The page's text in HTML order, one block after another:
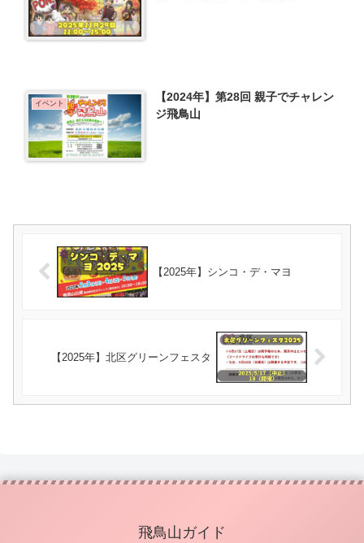
イベント
【2024年】第28回 親子でチャレン
ジ飛鳥山
【2025年】シンコ・デ・マヨ
【2025年】北区グリーンフェスタ
飛鳥山ガイド